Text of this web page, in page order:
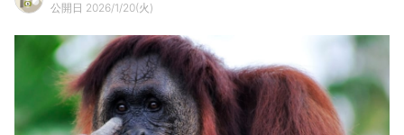
公開日 2026/1/20(火)